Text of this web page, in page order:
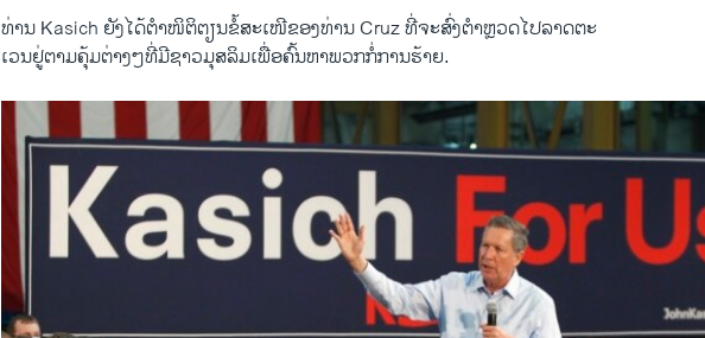
ທ່ານ Kasich ຍັງ​ໄດ້​ຕຳ​ໜິຕິຕຽນ​ຂໍ້​ສະ​ເໜີ​ຂອງ​ທ່ານ Cruz ທີ່​ຈະ​ສົ່ງ​ຕຳຫຼວດໄປ​ລາດຕະ​
ເວນ​ຢູ່​ຕາມ​ຄຸ້ມ​ຕ່າງໆ​ທີ່​ມີ​ຊາວ​ມຸສລິ​ມເພື່ອ​ຄົ້ນຫາ​ພວກ​ກໍ່​ການ​ຮ້າຍ.